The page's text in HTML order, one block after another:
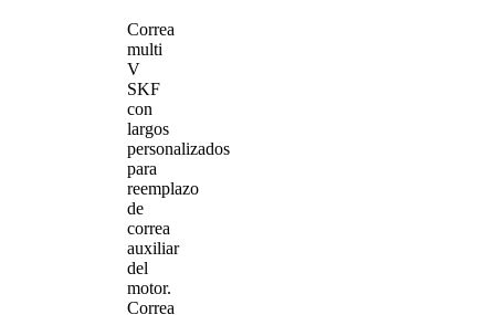
Correa
multi
V
SKF
con
largos
personalizados
para
reemplazo
de
correa
auxiliar
del
motor.
Correa